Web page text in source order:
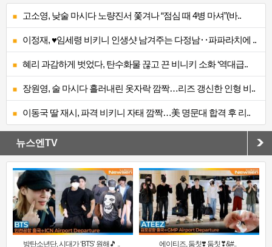
고소영, 낮술 마시다 노량진서 쫓겨나 “점심 때 4병 마셔”(바..
이정재, ♥임세령 비키니 인생샷 남겨주는 다정남‥파파라치에 ..
혜리 과감하게 벗었다, 탄수화물 끊고 끈 비니키 소화 ‘역대급..
장원영, 술 마시다 흘러내린 옷자락 깜짝…리즈 갱신한 인형 비..
이동국 딸 재시, 파격 비키니 자태 깜짝…美 명문대 합격 후 리..
뉴스엔TV
방탄소년단, 시대가 ‘BTS’ 원해🎵 .. 에이티즈, 둠칫❣️ 둠칫❣&#..